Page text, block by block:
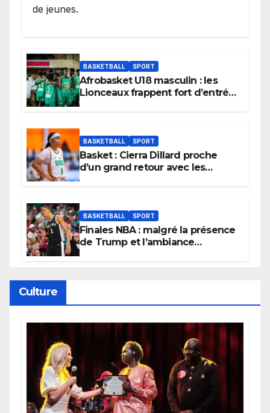
de jeunes.
BASKETBALL SPORT
Afrobasket U18 masculin : les
Lionceaux frappent fort d’entrée
BASKETBALL SPORT
Basket : Cierra Dillard proche
d’un grand retour avec les
BASKETBALL SPORT
Finales NBA : malgré la présence
de Trump et l’ambiance
Culture